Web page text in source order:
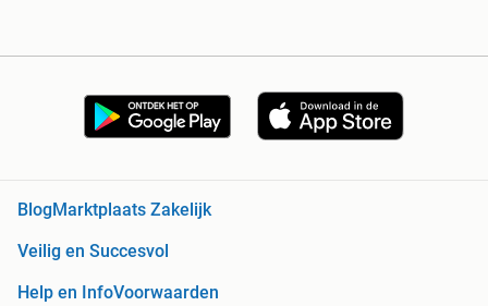
Blog Marktplaats Zakelijk
Veilig en Succesvol
Help en InfoVoorwaarden